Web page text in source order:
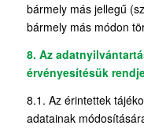
bármely más jellegű
bármely más módon
8. Az
érvényesítésük
8.1. Az érintettek
adatainak